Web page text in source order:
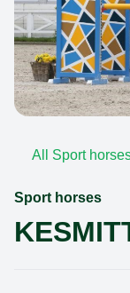
All Sport
Sport horses